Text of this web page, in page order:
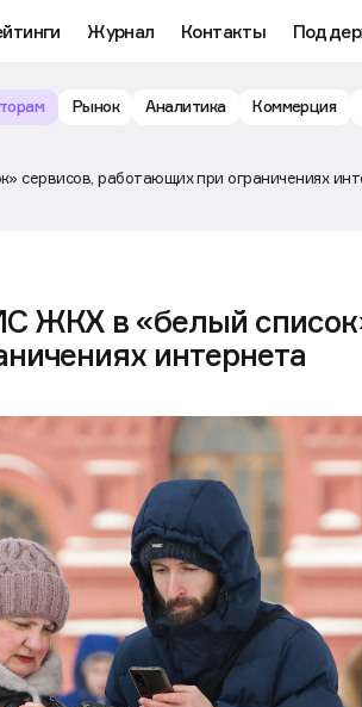
Журнал Контакты
Рынок Аналитика Коммерция
сервисов, работающих при ограничениях
ЖКХ в «белый
интернета